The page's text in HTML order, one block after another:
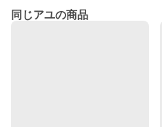
同じアユの商品